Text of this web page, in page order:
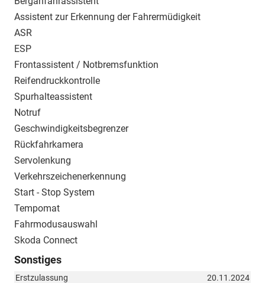
Assistent zur Erkennung der Fahrermüdigkeit
ASR
ESP
Frontassistent / Notbremsfunktion
Reifendruckkontrolle
Spurhalteassistent
Notruf
Geschwindigkeitsbegrenzer
Rückfahrkamera
Servolenkung
Verkehrszeichenerkennung
Start - Stop System
Tempomat
Fahrmodusauswahl
Skoda Connect
Sonstiges
Erstzulassung
20.11.2024